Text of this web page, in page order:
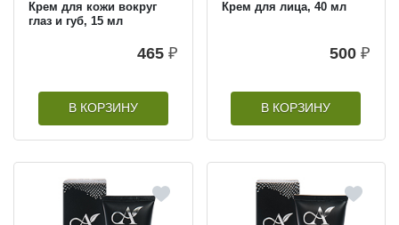
Крем для кожи вокруг
глаз и губ, 15 мл
465 ₽
В КОРЗИНУ
Крем для лица, 40 мл
500 ₽
В КОРЗИНУ